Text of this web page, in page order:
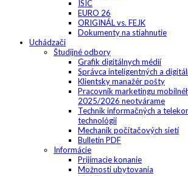
ISIC
EURO 26
ORIGINÁL vs. FEJK
Dokumenty na stiahnutie
Uchádzači
Študijné odbory
Grafik digitálnych médií
Správca inteligentných a
Klientsky manažér pošty
Pracovník marketingu
2025/2026 neotvárame
Technik informačných a
technológií
Mechanik počítačových sietí
Bulletin PDF
Informácie
Prijímacie konanie
Možnosti ubytovania